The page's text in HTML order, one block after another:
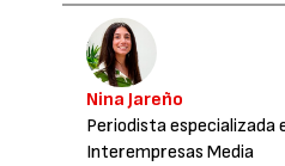
Nina Jareño
Periodista especializada
Interempresas Media